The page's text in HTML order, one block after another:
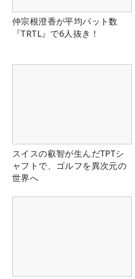
仲宗根澄香が平均パット数
『TRTL』で6人抜き！
スイスの叡智が生んだTPTシ
ャフトで、ゴルフを異次元の
世界へ